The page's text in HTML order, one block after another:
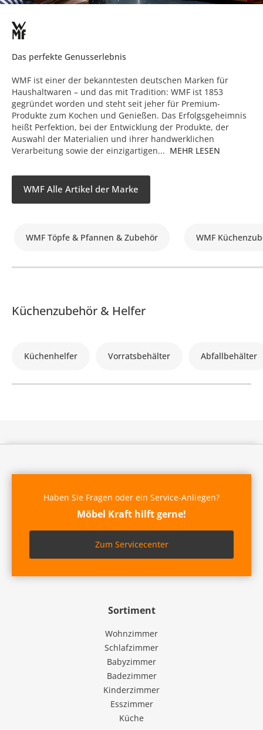
Das perfekte Genusserlebnis
WMF ist einer der bekanntesten deutschen Marken für
Haushaltwaren – und das mit Tradition: WMF ist 1853
gegründet worden und steht seit jeher für Premium-
Produkte zum Kochen und Genießen. Das Erfolgsgeheimnis
heißt Perfektion, bei der Entwicklung der Produkte, der
Auswahl der Materialien und ihrer handwerklichen
Verarbeitung sowie der einzigartigen... MEHR LESEN
WMF Alle Artikel der Marke
WMF Töpfe & Pfannen & Zubehör WMF
Küchenzubehör & Helfer
Küchenhelfer Vorratsbehälter Abfallbehälter
Sortiment
Wohnzimmer
Schlafzimmer
Babyzimmer
Badezimmer
Kinderzimmer
Esszimmer
Küche
Haben Sie Fragen oder ein Service-Anliegen?
Möbel Kraft hilft gerne!
Zum Servicecenter